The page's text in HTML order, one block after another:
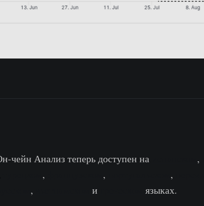
чейн Анализ теперь доступен на ,
, , ,
, и языках.